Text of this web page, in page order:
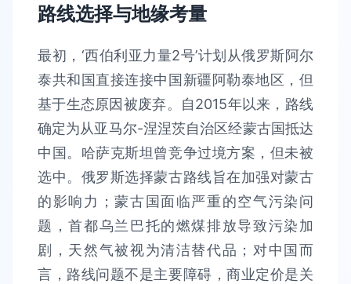
路线选择与地缘考量
最初，‘西伯利亚力量2号’计划从俄罗斯阿尔
泰共和国直接连接中国新疆阿勒泰地区，但
基于生态原因被废弃。自2015年以来，路线
确定为从亚马尔-涅涅茨自治区经蒙古国抵达
中国。哈萨克斯坦曾竞争过境方案，但未被
选中。俄罗斯选择蒙古路线旨在加强对蒙古
的影响力；蒙古国面临严重的空气污染问
题，首都乌兰巴托的燃煤排放导致污染加
剧，天然气被视为清洁替代品；对中国而
言，路线问题不是主要障碍，商业定价是关